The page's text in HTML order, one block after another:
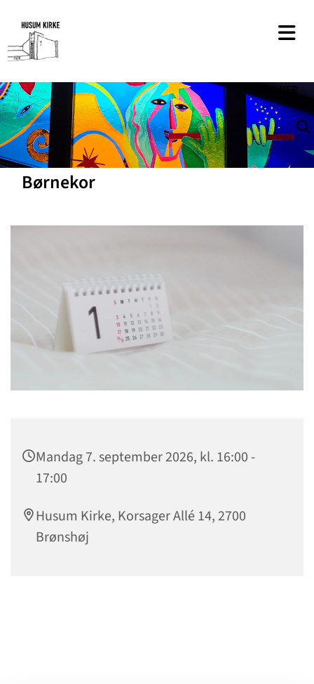
HER
Børnekor
Mandag 7. september 2026, kl. 16:00 -
17:00
Husum Kirke, Korsager Allé 14, 2700
Brønshøj